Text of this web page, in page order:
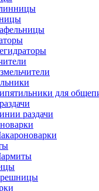
для
раздачи